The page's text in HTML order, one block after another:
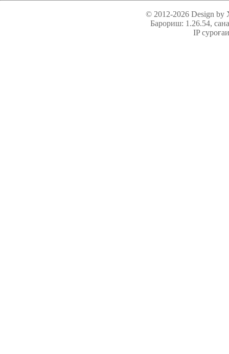
© 2012-2026 Design
Барориш: 1.26.54,
IP